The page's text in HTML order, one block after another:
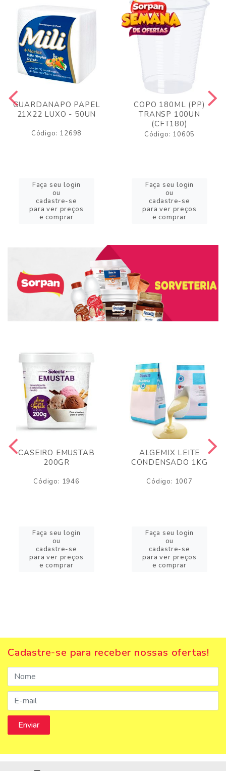
GUARDANAPO PAPEL
21X22 LUXO - 50UN
Código: 12698
Faça seu login
ou
cadastre-se
para ver preços
e comprar
COPO 180ML (PP)
TRANSP 100UN
(CFT180)
Código: 10605
Faça seu login
ou
cadastre-se
para ver preços
e comprar
CASEIRO EMUSTAB
200GR
Código: 1946
Faça seu login
ou
cadastre-se
para ver preços
e comprar
ALGEMIX LEITE
CONDENSADO 1KG
Código: 1007
Faça seu login
ou
cadastre-se
para ver preços
e comprar
Cadastre-se para receber nossas ofertas!